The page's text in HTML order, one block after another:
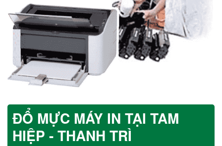
ĐỔ MỰC MÁY IN TẠI TAM
HIỆP - THANH TRÌ